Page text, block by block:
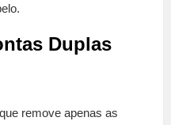
Duplas
remove apenas as